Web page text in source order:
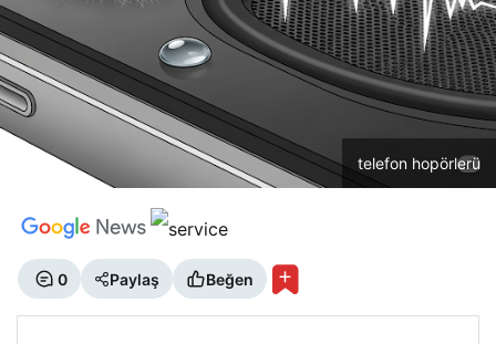
telefon hopörlerü
0 Paylaş Beğen